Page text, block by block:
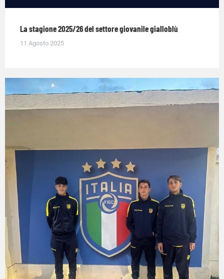
La stagione 2025/26 del settore giovanile gialloblù
11 Agosto 2025